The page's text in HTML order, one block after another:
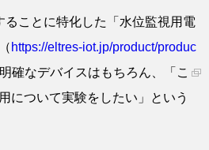
ることに特化した「水位監視用電
https://eltres-iot.jp/product/produc
確なデバイスはもちろん、「こ
について実験をしたい」という